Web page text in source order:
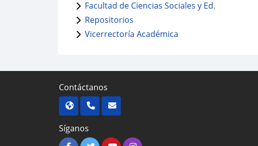
Facultad de Ciencias Sociales y Ed.
Repositorios
Vicerrectoría Académica
Contáctanos
Síganos